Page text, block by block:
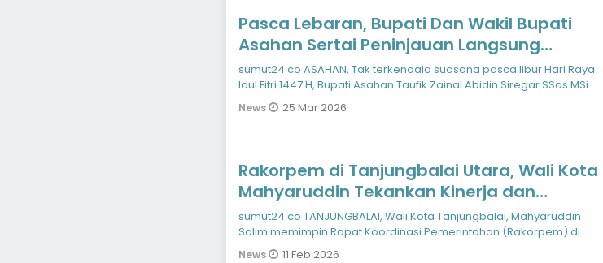
Pasca Lebaran, Bupati Dan Wakil Bupati
Asahan Sertai Peninjauan Langsung
Pelayanan Publik Dijamin Optimal
sumut24.co ASAHAN, Tak terkendala suasana pasca libur Hari Raya
Idul Fitri 1447 H, Bupati Asahan Taufik Zainal Abidin Siregar SSos MSi
bese
News 25 Mar 2026
Rakorpem di Tanjungbalai Utara, Wali Kota
Mahyaruddin Tekankan Kinerja dan
Pelayanan Publik
sumut24.co TANJUNGBALAI, Wali Kota Tanjungbalai, Mahyaruddin
Salim memimpin Rapat Koordinasi Pemerintahan (Rakorpem) di
Aula Kantor Camat T
News 11 Feb 2026